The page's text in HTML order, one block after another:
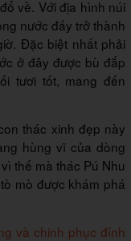
về. Với địa hình núi
nước đấy trở thành
Đặc biệt nhất phải
ở đây được bù đắp
tươi tốt, mang đến
thác xinh đẹp này
hùng vĩ của dòng
thế mà thác Pú Nhu
mò được khám phá
và chinh phục đỉnh